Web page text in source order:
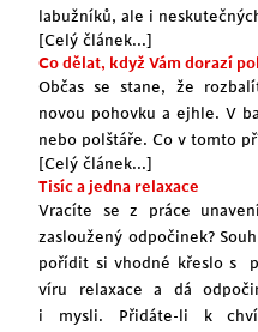
labužníků, ale i
[Celý článek...]
Co dělat, když Vám dorazí
Občas se stane, že
novou pohovku a ejhle. V
nebo polštáře. Co v tomto
[Celý článek...]
Tisíc a jedna relaxace
Vracíte se z práce
zasloužený odpočinek?
pořídit si vhodné křeslo s
víru relaxace a dá
i mysli. Přidáte-li k